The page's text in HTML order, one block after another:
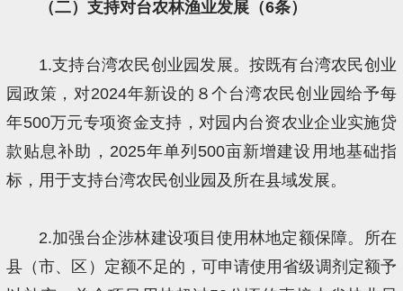
（二）支持对台农林渔业发展（6条）
1.支持台湾农民创业园发展。按既有台湾农民创业
园政策，对2024年新设的８个台湾农民创业园给予每
年500万元专项资金支持，对园内台资农业企业实施贷
款贴息补助，2025年单列500亩新增建设用地基础指
标，用于支持台湾农民创业园及所在县域发展。
2.加强台企涉林建设项目使用林地定额保障。所在
县（市、区）定额不足的，可申请使用省级调剂定额予